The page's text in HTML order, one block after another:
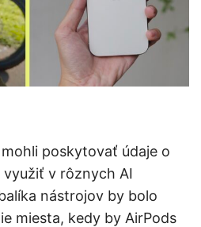
poskytovať údaje o
v rôznych AI
nástrojov by bolo
miesta, kedy by AirPods